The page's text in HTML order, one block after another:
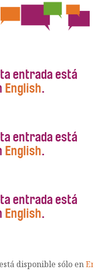
entrada está
English.
entrada está
English.
entrada está
English.
disponible sólo en